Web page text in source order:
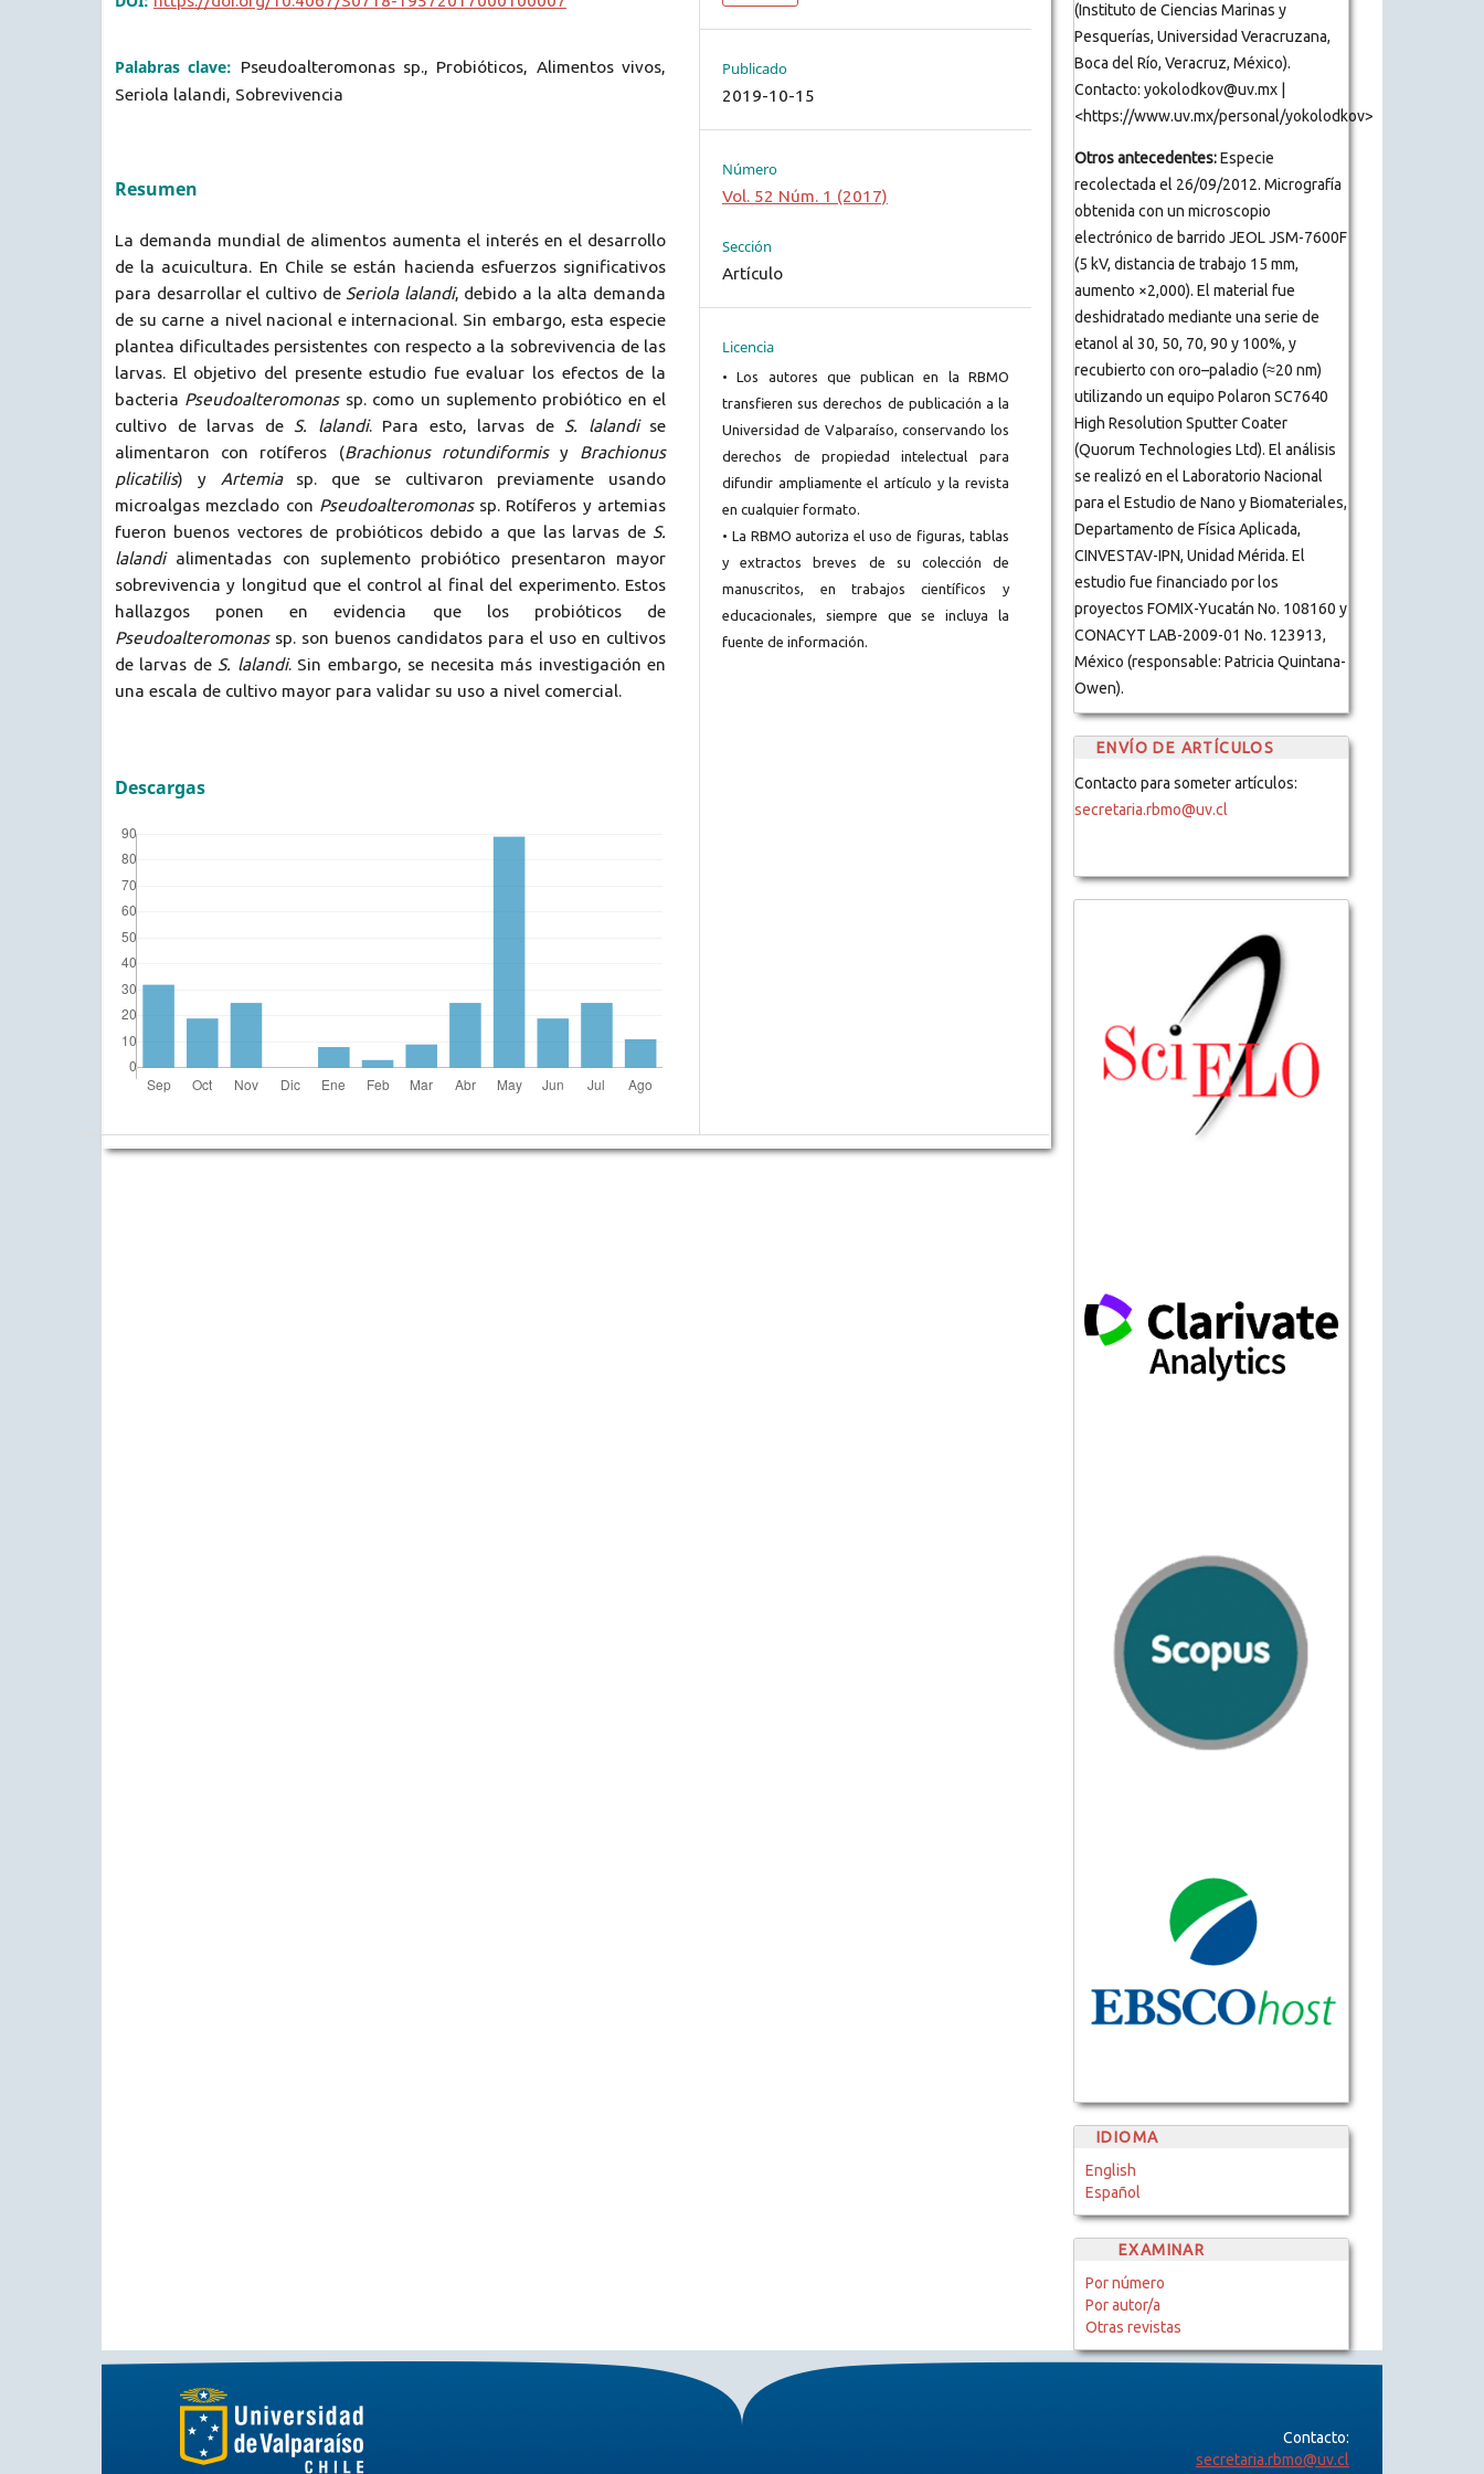
Palabras clave: Pseudoalteromonas sp., Probióticos, Alimentos vivos,
Seriola lalandi, Sobrevivencia
Resumen
La demanda mundial de alimentos aumenta el interés en el desarrollo
de la acuicultura. En Chile se están hacienda esfuerzos significativos
para desarrollar el cultivo de Seriola lalandi, debido a la alta demanda
de su carne a nivel nacional e internacional. Sin embargo, esta especie
plantea dificultades persistentes con respecto a la sobrevivencia de las
larvas. El objetivo del presente estudio fue evaluar los efectos de la
bacteria Pseudoalteromonas sp. como un suplemento probiótico en el
cultivo de larvas de S. lalandi. Para esto, larvas de S. lalandi se
alimentaron con rotíferos (Brachionus rotundiformis y Brachionus
plicatilis) y Artemia sp. que se cultivaron previamente usando
microalgas mezclado con Pseudoalteromonas sp. Rotíferos y artemias
fueron buenos vectores de probióticos debido a que las larvas de S.
lalandi alimentadas con suplemento probiótico presentaron mayor
sobrevivencia y longitud que el control al final del experimento. Estos
hallazgos ponen en evidencia que los probióticos de
Pseudoalteromonas sp. son buenos candidatos para el uso en cultivos
de larvas de S. lalandi. Sin embargo, se necesita más investigación en
una escala de cultivo mayor para validar su uso a nivel comercial.
Descargas
Publicado
2019-10-15
Número
Vol. 52 Núm. 1 (2017)
Sección
Artículo
Licencia
• Los autores que publican en la RBMO
transfieren sus derechos de publicación a la
Universidad de Valparaíso, conservando los
derechos de propiedad intelectual para
difundir ampliamente el artículo y la revista
en cualquier formato.
• La RBMO autoriza el uso de figuras, tablas
y extractos breves de su colección de
manuscritos, en trabajos científicos y
educacionales, siempre que se incluya la
fuente de información.
(Instituto de Ciencias Marinas y
Pesquerías, Universidad Veracruzana,
Boca del Río, Veracruz, México).
Contacto: yokolodkov@uv.mx |
<https://www.uv.mx/personal/yokolodkov>
Otros antecedentes:Especie
recolectada el 26/09/2012. Micrografía
obtenida con un microscopio
electrónico de barrido JEOL JSM-7600F
(5 kV, distancia de trabajo 15 mm,
aumento ×2,000). El material fue
deshidratado mediante una serie de
etanol al 30, 50, 70, 90 y 100%, y
recubierto con oro–paladio (≈20 nm)
utilizando un equipo Polaron SC7640
High Resolution Sputter Coater
(Quorum Technologies Ltd). El análisis
se realizó en el Laboratorio Nacional
para el Estudio de Nano y Biomateriales,
Departamento de Física Aplicada,
CINVESTAV-IPN, Unidad Mérida. El
estudio fue financiado por los
proyectos FOMIX-Yucatán No. 108160 y
CONACYT LAB-2009-01 No. 123913,
México (responsable: Patricia Quintana-
Owen).
ENVÍO DE ARTÍCULOS
Contacto para someter artículos:
secretaria.rbmo@uv.cl
IDIOMA
English
Español
EXAMINAR
Por número
Por autor/a
Otras revistas
Contacto:
secretaria.rbmo@uv.cl